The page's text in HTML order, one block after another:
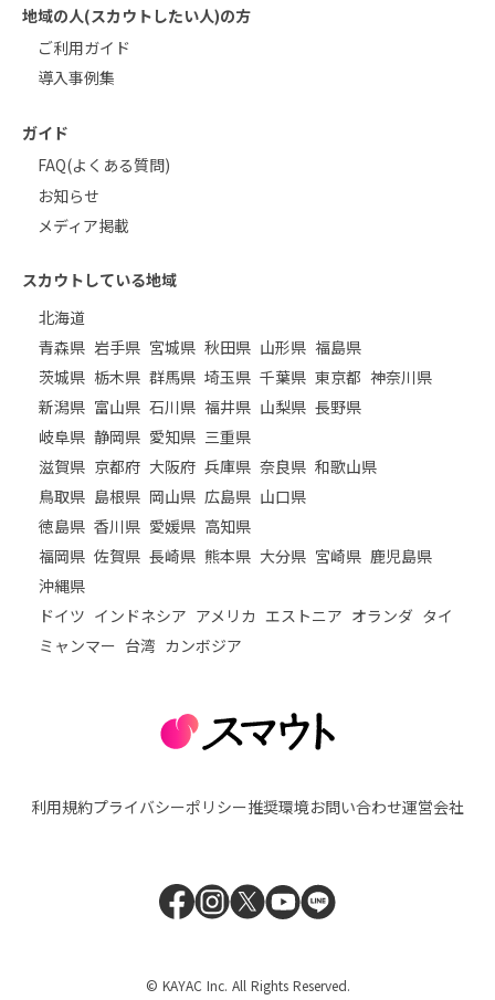
地域の人(スカウトしたい人)の方
ご利用ガイド
導入事例集
ガイド
FAQ(よくある質問)
お知らせ
メディア掲載
スカウトしている地域
北海道
青森県 岩手県 宮城県 秋田県 山形県 福島県
茨城県 栃木県 群馬県 埼玉県 千葉県 東京都 神奈川県
新潟県 富山県 石川県 福井県 山梨県 長野県
岐阜県 静岡県 愛知県 三重県
滋賀県 京都府 大阪府 兵庫県 奈良県 和歌山県
鳥取県 島根県 岡山県 広島県 山口県
徳島県 香川県 愛媛県 高知県
福岡県 佐賀県 長崎県 熊本県 大分県 宮崎県 鹿児島県
沖縄県
ドイツ インドネシア アメリカ エストニア オランダ タイ
ミャンマー 台湾 カンボジア
利用規約プライバシーポリシー推奨環境お問い合わせ運営会社
© KAYAC Inc. All Rights Reserved.